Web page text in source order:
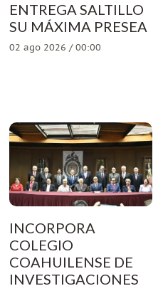
ENTREGA SALTILLO
SU MÁXIMA PRESEA
02 ago 2026 / 00:00
INCORPORA
COLEGIO
COAHUILENSE DE
INVESTIGACIONES